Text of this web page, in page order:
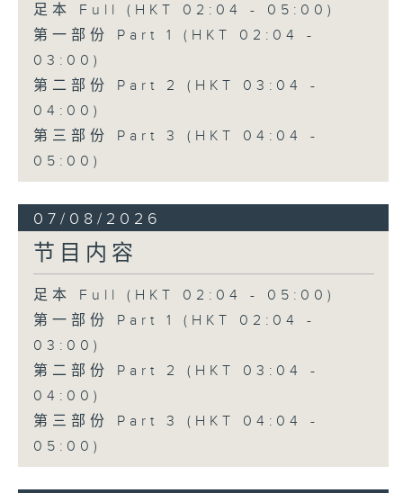
6. 「魂梦绕山河」
由 李少芳 、许蓓 主唱
足本 Full (HKT 02:04 - 05:00)
第一部份 Part 1 (HKT 02:04 -
03:00)
第二部份 Part 2 (HKT 03:04 -
04:00)
第三部份 Part 3 (HKT 04:04 -
05:00)
07/08/2026
节目内容
足本 Full (HKT 02:04 - 05:00)
第一部份 Part 1 (HKT 02:04 -
03:00)
第二部份 Part 2 (HKT 03:04 -
04:00)
第三部份 Part 3 (HKT 04:04 -
05:00)